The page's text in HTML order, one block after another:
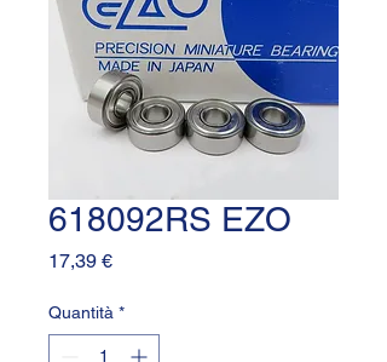
618092RS EZO
17,39 €Prezzo
Quantità *